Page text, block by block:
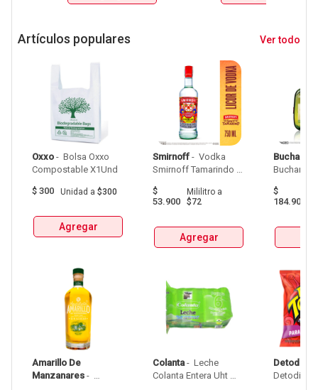
Artículos populares Ver todo
Oxxo - Bolsa Oxxo
$ 300 Unidad a $300
Agregar
Amarillo De
Manzanares -
Smirnoff - Vodka
Smirnoff Tamarindo
$
53.900
Mililitroa
$72
Agregar
Colanta - Leche
Colanta Entera Uht
$
184.900
Detodito